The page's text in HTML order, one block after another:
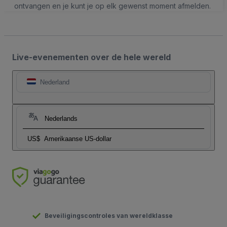
ontvangen en je kunt je op elk gewenst moment afmelden.
Live-evenementen over de hele wereld
Nederland
Nederlands
US$ Amerikaanse US-dollar
Beveiligingscontroles van wereldklasse